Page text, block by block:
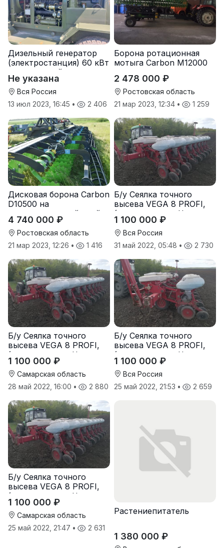
Дизельный генератор
(электростанция) 60 кВт
-автономный источник
электроэнергии
Не указана
Вся Россия
13 июл 2023, 16:45 • 2 406
Борона ротационная
мотыга Carbon М12000
2 478 000 ₽
Ростовская область
21 мар 2023, 12:34 • 1 259
Дисковая борона Carbon
D10500 на
подпружиненной стойке
(3D)
4 740 000 ₽
Ростовская область
21 мар 2023, 12:26 • 1 416
Б/у Сеялка точного
высева VEGA 8 PROFI,
(производство Червона
Зирка), 2016 г., в
отличном состоянии
1 100 000 ₽
Вся Россия
31 май 2022, 05:48 • 2 730
Б/у Сеялка точного
высева VEGA 8 PROFI,
(производство Червона
Зирка), 2016 г., в
отличном состоянии
1 100 000 ₽
Самарская область
28 май 2022, 16:00 • 2 880
Б/у Сеялка точного
высева VEGA 8 PROFI,
(производство Червона
Зирка), 2016 г., в
отличном состоянии
1 100 000 ₽
Вся Россия
25 май 2022, 21:53 • 2 659
Б/у Сеялка точного
высева VEGA 8 PROFI,
(производство Червона
Зирка), 2016 г, в
отличном состоянии
1 100 000 ₽
Самарская область
25 май 2022, 21:47 • 2 631
Растениепитатель
1 380 000 ₽